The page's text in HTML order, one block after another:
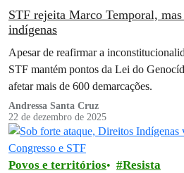
STF rejeita Marco Temporal,
indígenas
Apesar de reafirmar a
STF mantém pontos da Lei do
afetar mais de 600 demarcações.
Andressa Santa Cruz
22 de dezembro de 2025
Povos e territórios Resista